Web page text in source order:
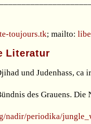
toujours.tk; mailto:
Literatur
und Judenhass, ca
des Grauens. Die
nadir/periodika/